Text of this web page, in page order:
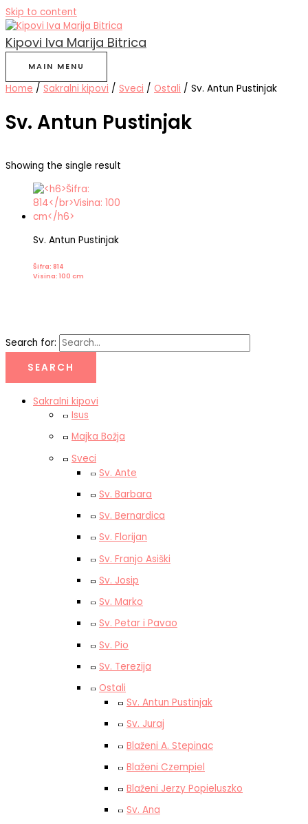
Skip to content
Kipovi Iva Marija Bitrica
MAIN MENU
Search for:
Sakralni kipovi
Isus
Majka Božja
Sveci
Sv. Ante
Sv. Barbara
Sv. Bernardica
Sv. Florijan
Sv. Franjo Asiški
Sv. Josip
Sv. Marko
Sv. Petar i Pavao
Sv. Pio
Sv. Terezija
Ostali
Sv. Antun Pustinjak
Sv. Juraj
Blaženi A. Stepinac
Blaženi Czempiel
Blaženi Jerzy Popieluszko
Sv. Ana
Home / Sakralni kipovi / Sveci / Ostali / Sv. Antun Pustinjak
Sv. Antun Pustinjak
Showing the single result
Sv. Antun Pustinjak
Šifra: 814
Visina: 100 cm